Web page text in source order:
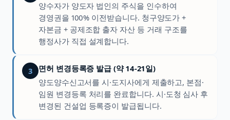
양수자가 양도자 법인의 주식을 인수하여
경영권을 100% 이전받습니다. 청구양도가 +
자본금 + 공제조합 출자 자산 등 거래 구조를
행정사가 직접 설계합니다.
3
면허 변경등록증 발급 (약 14-21일)
양도양수신고서를 시·도지사에게 제출하고, 본점·
임원 변경등록 처리를 완료합니다. 시·도청 심사 후
변경된 건설업 등록증이 발급됩니다.